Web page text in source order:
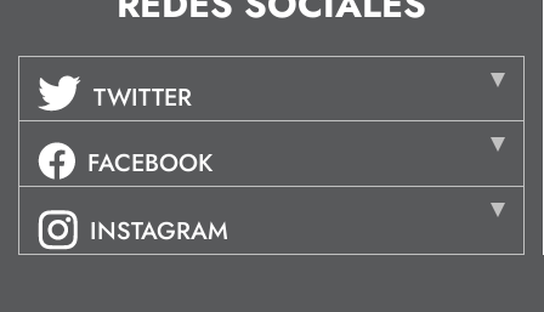
TWITTER
FACEBOOK
INSTAGRAM